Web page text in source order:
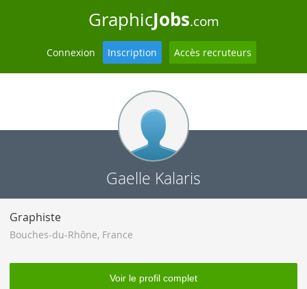
GraphicJobs.com
Connexion Inscription Accès recruteurs
Gaelle Kalaris
Graphiste
Bouches-du-Rhône, France
Voir le profil complet